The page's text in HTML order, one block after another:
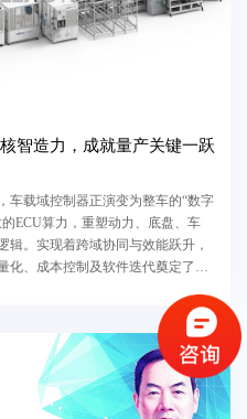
智造力，成就量产关键一跃
车载域控制器正演变为整车的“数字
ECU算力，重塑动力、底盘、车
辑。实现着跨域协同与效能跃升，
化、成本控制及软件迭代奠定了关